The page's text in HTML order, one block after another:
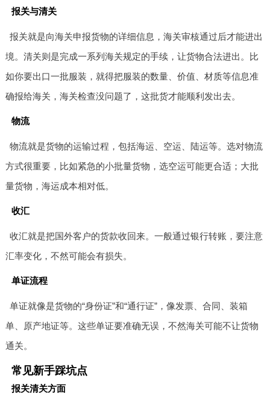
报关与清关
报关就是向海关申报货物的详细信息，海关审核通过后才能进出
境。清关则是完成一系列海关规定的手续，让货物合法进出。比
如你要出口一批服装，就得把服装的数量、价值、材质等信息准
确报给海关，海关检查没问题了，这批货才能顺利发出去。
物流
物流就是货物的运输过程，包括海运、空运、陆运等。选对物流
方式很重要，比如紧急的小批量货物，选空运可能更合适；大批
量货物，海运成本相对低。
收汇
收汇就是把国外客户的货款收回来。一般通过银行转账，要注意
汇率变化，不然可能会有损失。
单证流程
单证就像是货物的“身份证”和“通行证”，像发票、合同、装箱
单、原产地证等。这些单证要准确无误，不然海关可能不让货物
通关。
常见新手踩坑点
报关清关方面